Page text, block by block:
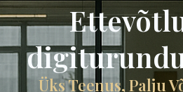
Üks Teenus, Palju